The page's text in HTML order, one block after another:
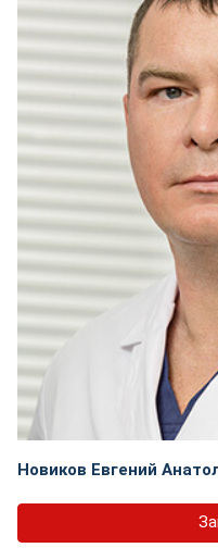
Новиков Евгений